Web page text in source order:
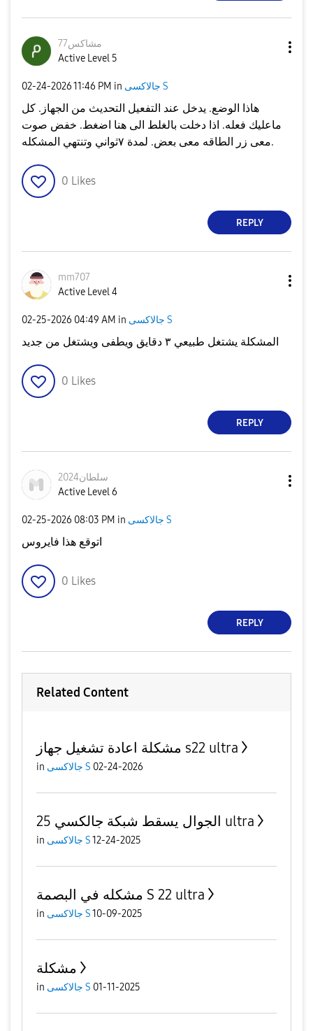
مشاكس77
Active Level 5
‎02-24-202611:46 PM in جالاكسى S
هاذا الوضع. يدخل عند التفعيل التحديث من الجهاز. كل
ماعليك فعله. اذا دخلت بالغلط الى هنا اضغط. خفض صوت
معى زر الطاقه معى بعض. لمدة ٧ثواني وتنتهي المشكله.
0 Likes
REPLY
mm707
Active Level 4
‎02-25-2026 04:49 AM in جالاكسى S
المشكلة يشتغل طبيعي ٣ دقايق ويطفى ويشتغل من جديد
0 Likes
REPLY
سلطان2024
Active Level 6
‎02-25-2026 08:03 PM in جالاكسى S
اتوقع هذا فايروس
0 Likes
REPLY
Related Content
مشكلة اعادة تشغيل جهاز s22 ultra
in جالاكسى S 02-24-2026
الجوال يسقط شبكة جالكسي 25 ultra
in جالاكسى S12-24-2025
مشكله في البصمة S 22 ultra
in جالاكسى S10-09-2025
مشكلة
in جالاكسى S 01-11-2025